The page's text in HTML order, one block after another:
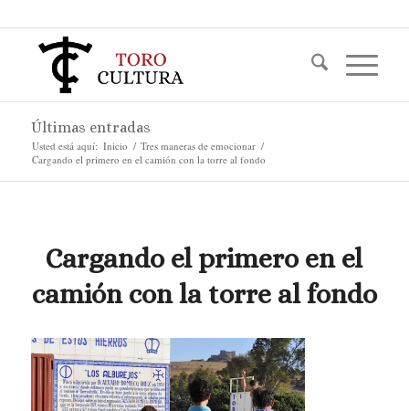
Últimas entradas
Usted está aquí: Inicio / Tres maneras de emocionar /
Cargando el primero en el camión con la torre al fondo
Cargando el primero en el
camión con la torre al fondo